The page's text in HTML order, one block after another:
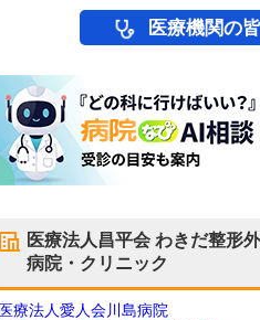
医療機関の
医療法人昌平会 わきだ整形
病院・クリニック
医療法人愛人会川島病院